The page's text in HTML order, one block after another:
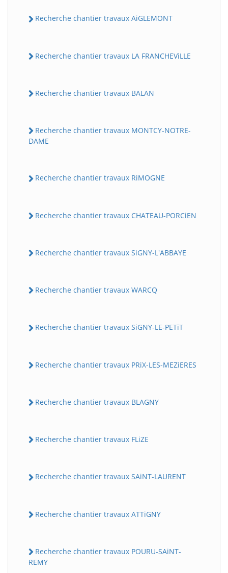
Recherche chantier travaux AiGLEMONT
Recherche chantier travaux LA FRANCHEViLLE
Recherche chantier travaux BALAN
Recherche chantier travaux MONTCY-NOTRE-
DAME
Recherche chantier travaux RiMOGNE
Recherche chantier travaux CHATEAU-PORCiEN
Recherche chantier travaux SiGNY-L'ABBAYE
Recherche chantier travaux WARCQ
Recherche chantier travaux SiGNY-LE-PETiT
Recherche chantier travaux PRiX-LES-MEZiERES
Recherche chantier travaux BLAGNY
Recherche chantier travaux FLiZE
Recherche chantier travaux SAiNT-LAURENT
Recherche chantier travaux ATTiGNY
Recherche chantier travaux POURU-SAiNT-
REMY